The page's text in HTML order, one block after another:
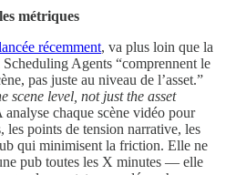
métriques
récemment, va plus loin que la
Agents “comprennent le
pas juste au niveau de l’asset.”
scene level, not just the asset
chaque scène vidéo pour
les points de tension narrative, les
qui minimisent la friction. Elle ne
pub toutes les X minutes — elle